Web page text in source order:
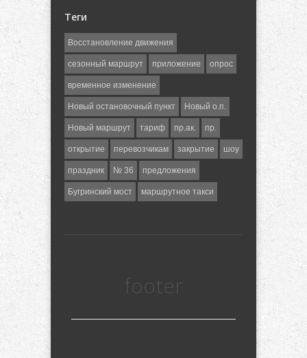
Теги
Восстановление движения
сезонный маршрут приложение опрос
временное изменение
Новый остановочный пункт Новый о.п.
Новый маршрут тариф пр.ак. пр.
открытие перевозчикам закрытие шоу
праздник № 36 предложения
Бугринский мост маршрутное такси
footer